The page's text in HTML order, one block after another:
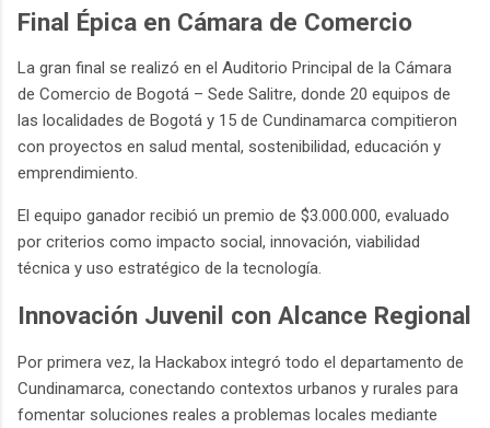
Final Épica en Cámara de Comercio
La gran final se realizó en el Auditorio Principal de la Cámara
de Comercio de Bogotá – Sede Salitre, donde 20 equipos de
las localidades de Bogotá y 15 de Cundinamarca compitieron
con proyectos en salud mental, sostenibilidad, educación y
emprendimiento.
El equipo ganador recibió un premio de $3.000.000, evaluado
por criterios como impacto social, innovación, viabilidad
técnica y uso estratégico de la tecnología.
Innovación Juvenil con Alcance Regional
Por primera vez, la Hackabox integró todo el departamento de
Cundinamarca, conectando contextos urbanos y rurales para
fomentar soluciones reales a problemas locales mediante